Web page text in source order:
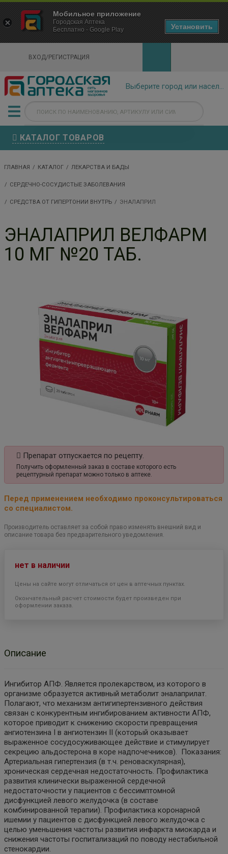
ВХОД/РЕГИСТРАЦИЯ
КАТАЛОГ ТОВАРОВ
ГЛАВНАЯ КАТАЛОГ ЛЕКАРСТВА И БАДЫ
СЕРДЕЧНО-СОСУДИСТЫЕ ЗАБОЛЕВАНИЯ
СРЕДСТВА ОТ ГИПЕРТОНИИ ВНУТРЬ ЭНАЛАПРИЛ
ЭНАЛАПРИЛ ВЕЛФАРМ
10 МГ №20 ТАБ.
Препарат отпускается по рецепту.
Получить оформленный заказ в составе которого есть
рецептурный препарат можно только в аптеке.
Перед применением необходимо проконсультироваться
со специалистом.
Производитель оставляет за собой право изменять внешний вид и
описание товара без предварительного уведомления.
нет в наличии
Цены на сайте могут отличаться от цен в аптечных пунктах.
Окончательный расчет стоимости будет произведен при
оформлении заказа.
Описание
Ингибитор АПФ. Является пролекарством, из которого в
организме образуется активный метаболит эналаприлат.
Полагают, что механизм антигипертензивного действия
связан с конкурентным ингибированием активности АПФ,
которое приводит к снижению скорости превращения
ангиотензина I в ангиотензин II (который оказывает
выраженное сосудосуживающее действие и стимулирует
секрецию альдостерона в коре надпочечников). Показания:
Артериальная гипертензия (в т.ч. реноваскулярная),
хроническая сердечная недостаточность. Профилактика
развития клинически выраженной сердечной
недостаточности у пациентов с бессимптомной
дисфункцией левого желудочка (в составе
комбинированной терапии). Профилактика коронарной
ишемии у пациентов с дисфункцией левого желудочка с
целью уменьшения частоты развития инфаркта миокарда и
снижения частоты госпитализаций по поводу нестабильной
стенокардии.
×
Городская Аптека Маркетплейс
- In Google Play
Мобильное приложение
Городская Аптека
Бесплатно - Google Play
Установить